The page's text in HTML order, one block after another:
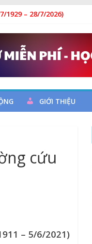
1929 – 28/7/2026)
sách cho thiếu nhi
GIỚI THIỆU
cứu
– 5/6/2021)